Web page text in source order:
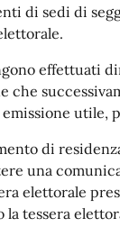
di sedi di
effettuati
che
utile,
di
una
elettorale
la tessera